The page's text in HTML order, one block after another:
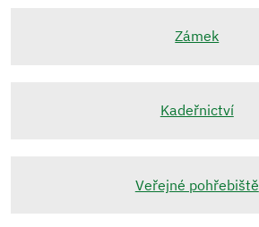
Zámek
Kadeřnictví
Veřejné pohřebiště